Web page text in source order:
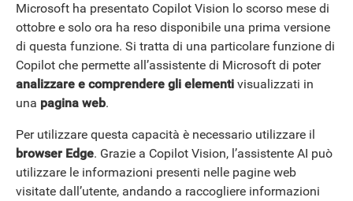
Microsoft ha presentato Copilot Vision lo scorso mese di
ottobre e solo ora ha reso disponibile una prima versione
di questa funzione. Si tratta di una particolare funzione di
Copilot che permette all’assistente di Microsoft di poter
analizzare e comprendere gli elementi visualizzati in
una pagina web.
Per utilizzare questa capacità è necessario utilizzare il
browser Edge. Grazie a Copilot Vision, l’assistente AI può
utilizzare le informazioni presenti nelle pagine web
visitate dall’utente, andando a raccogliere informazioni